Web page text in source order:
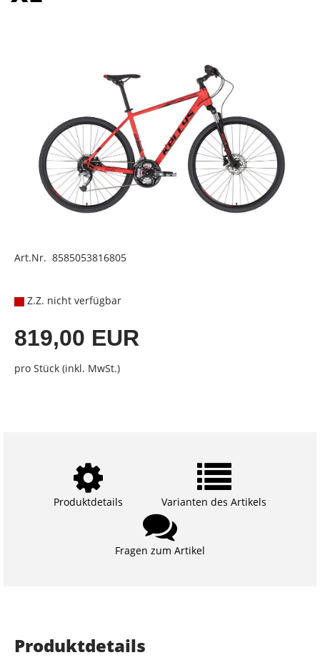
Art.Nr. 8585053816805
Z.Z. nicht verfügbar
819,00 EUR
pro Stück (inkl. MwSt.)
Produktdetails Varianten des Artikels
Fragen zum Artikel
Produktdetails